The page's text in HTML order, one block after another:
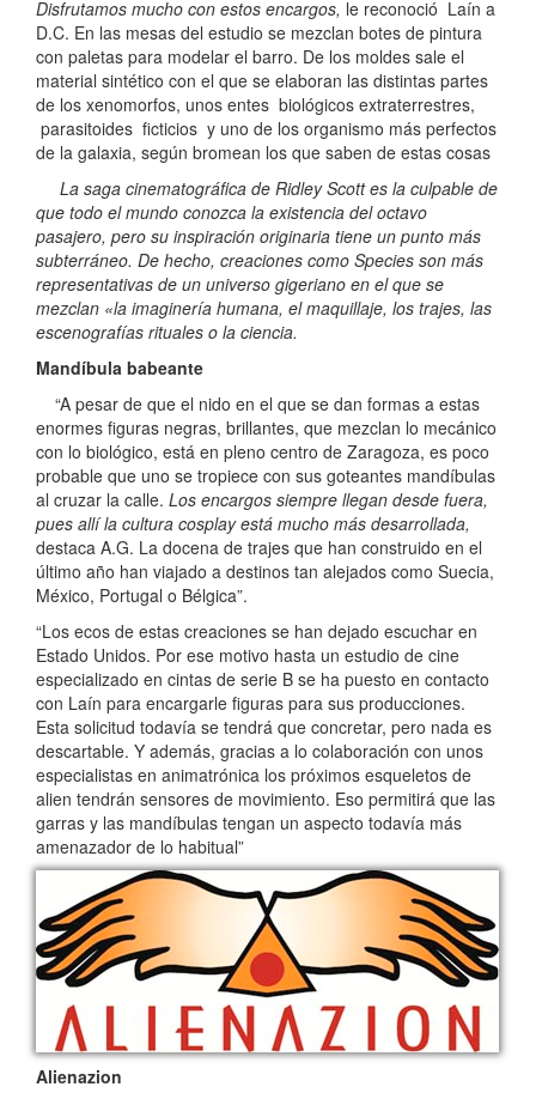
Disfrutamos mucho con estos encargos, le reconoció Laín a
D.C. En las mesas del estudio se mezclan botes de pintura
con paletas para modelar el barro. De los moldes sale el
material sintético con el que se elaboran las distintas partes
de los xenomorfos, unos entes biológicos extraterrestres,
parasitoides ficticios y uno de los organismo más perfectos
de la galaxia, según bromean los que saben de estas cosas
La saga cinematográfica de Ridley Scott es la culpable de
que todo el mundo conozca la existencia del octavo
pasajero, pero su inspiración originaria tiene un punto más
subterráneo. De hecho, creaciones como Species son más
representativas de un universo gigeriano en el que se
mezclan «la imaginería humana, el maquillaje, los trajes, las
escenografías rituales o la ciencia.
Mandíbula babeante
“A pesar de que el nido en el que se dan formas a estas
enormes figuras negras, brillantes, que mezclan lo mecánico
con lo biológico, está en pleno centro de Zaragoza, es poco
probable que uno se tropiece con sus goteantes mandíbulas
al cruzar la calle. Los encargos siempre llegan desde fuera,
pues allí la cultura cosplay está mucho más desarrollada,
destaca A.G. La docena de trajes que han construido en el
último año han viajado a destinos tan alejados como Suecia,
México, Portugal o Bélgica”.
“Los ecos de estas creaciones se han dejado escuchar en
Estado Unidos. Por ese motivo hasta un estudio de cine
especializado en cintas de serie B se ha puesto en contacto
con Laín para encargarle figuras para sus producciones.
Esta solicitud todavía se tendrá que concretar, pero nada es
descartable. Y además, gracias a lo colaboración con unos
especialistas en animatrónica los próximos esqueletos de
alien tendrán sensores de movimiento. Eso permitirá que las
garras y las mandíbulas tengan un aspecto todavía más
amenazador de lo habitual”
Alienazion